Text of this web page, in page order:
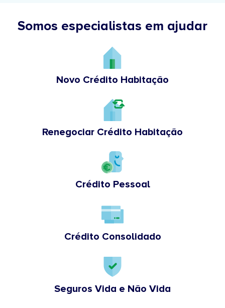
Somos especialistas em ajudar
Novo Crédito Habitação
Renegociar Crédito Habitação
Crédito Pessoal
Crédito Consolidado
Seguros Vida e Não Vida